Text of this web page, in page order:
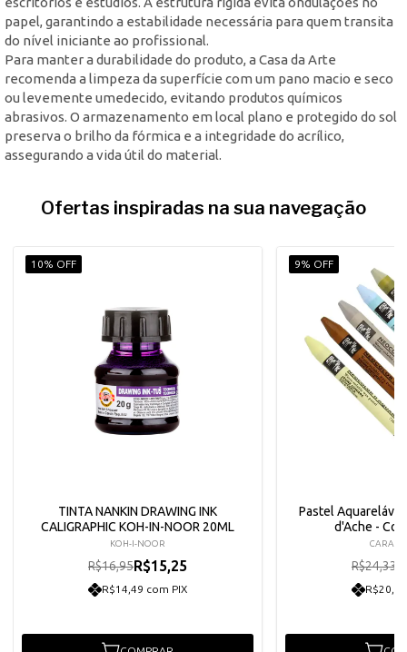
papel, garantindo a estabilidade necessária para quem transita
do nível iniciante ao profissional.
Para manter a durabilidade do produto, a Casa da Arte
recomenda a limpeza da superfície com um pano macio e seco
ou levemente umedecido, evitando produtos químicos
abrasivos. O armazenamento em local plano e protegido do sol
preserva o brilho da fórmica e a integridade do acrílico,
assegurando a vida útil do material.
Ofertas inspiradas na sua navegação
10% OFF
TINTA NANKIN DRAWING INK
CALIGRAPHIC KOH-IN-NOOR 20ML
KOH-I-NOOR
R$16,95R$15,25
R$14,49 com PIX
9% OFF
Pastel Aquarelável
d'Ache -
R$24,33